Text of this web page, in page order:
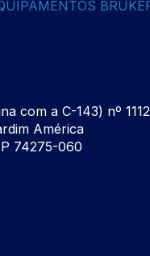
com a C-143) nº 1112
América
74275-060